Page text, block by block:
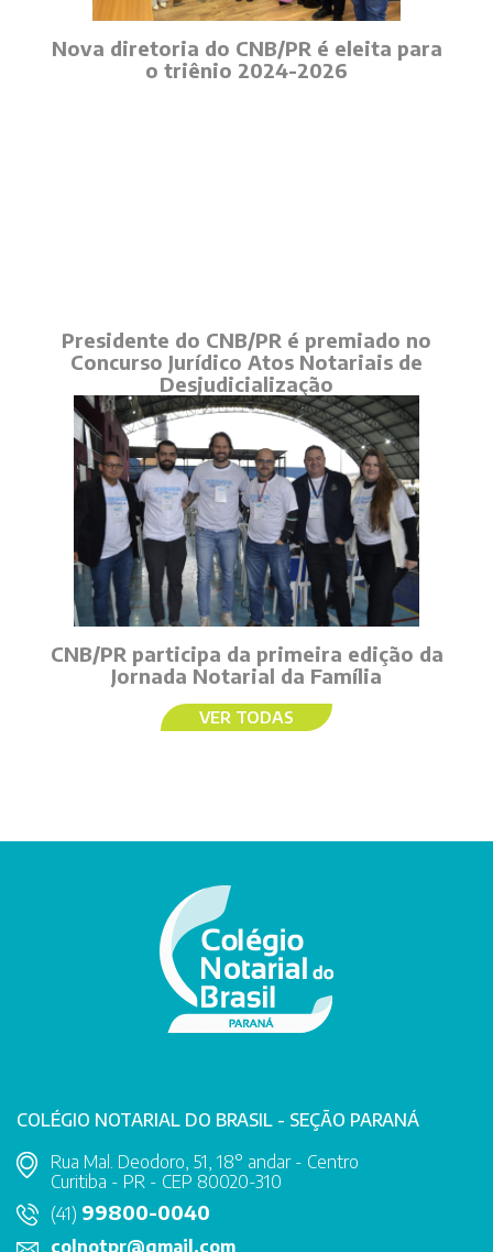
Nova diretoria do CNB/PR é eleita para
o triênio 2024-2026
Presidente do CNB/PR é premiado no
Concurso Jurídico Atos Notariais de
Desjudicialização
CNB/PR participa da primeira edição da
Jornada Notarial da Família
VER TODAS
COLÉGIO NOTARIAL DO BRASIL - SEÇÃO PARANÁ
Rua Mal. Deodoro, 51, 18° andar - Centro
Curitiba - PR - CEP 80020-310
(41) 99800-0040
colnotpr@gmail.com